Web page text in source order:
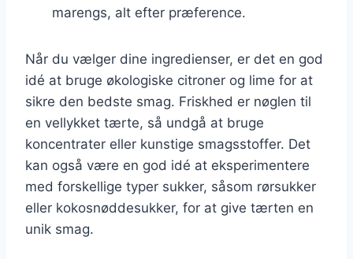
marengs, alt efter præference.
Når du vælger dine ingredienser, er det en god
idé at bruge økologiske citroner og lime for at
sikre den bedste smag. Friskhed er nøglen til
en vellykket tærte, så undgå at bruge
koncentrater eller kunstige smagsstoffer. Det
kan også være en god idé at eksperimentere
med forskellige typer sukker, såsom rørsukker
eller kokosnøddesukker, for at give tærten en
unik smag.